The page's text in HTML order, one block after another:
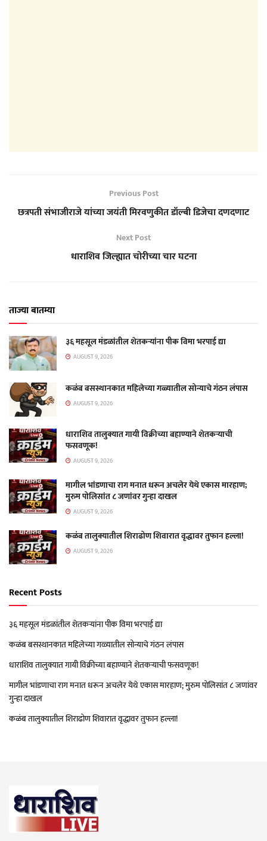
Previous Post
छत्रपती संभाजीराजे यांच्या जयंती मिरवणुकीत डॉल्बी डिजेचा दणदणाट
Next Post
धाराशिव जिल्ह्यात चोरीच्या चार घटना
ताज्या बातम्या
३६ महसूल मंडळांतील शेतकऱ्यांना पीक विमा भरपाई द्या
AUGUST 9, 2026
कळंब बसस्थानकात महिलेच्या गळ्यातील सोन्याचे गंठन लंपास
AUGUST 9, 2026
धाराशिव तालुक्यात गायी विक्रीच्या बहाण्याने शेतकऱ्याची
फसवणूक!
AUGUST 9, 2026
मागील भांडणाचा राग मनात धरून अचलेर येथे एकास मारहाण;
मुरुम पोलिसांत ८ जणांवर गुन्हा दाखल
AUGUST 9, 2026
कळंब तालुक्यातील शिराढोण शिवारात वृद्धावर तुफान हल्ला!
AUGUST 9, 2026
Recent Posts
३६ महसूल मंडळांतील शेतकऱ्यांना पीक विमा भरपाई द्या
कळंब बसस्थानकात महिलेच्या गळ्यातील सोन्याचे गंठन लंपास
धाराशिव तालुक्यात गायी विक्रीच्या बहाण्याने शेतकऱ्याची फसवणूक!
मागील भांडणाचा राग मनात धरून अचलेर येथे एकास मारहाण; मुरुम पोलिसांत ८ जणांवर
गुन्हा दाखल
कळंब तालुक्यातील शिराढोण शिवारात वृद्धावर तुफान हल्ला!